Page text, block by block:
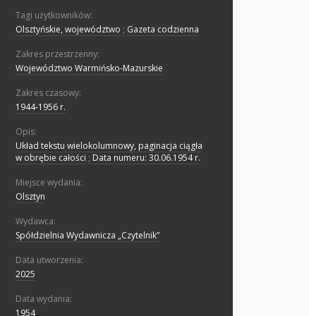
Tagi użytkowników:
Olsztyńskie, województwo ; Gazeta codzienna
Zakres przestrzenny:
Województwo Warmińsko-Mazurskie
Zakres czasowy:
1944-1956 r.
Opis:
Układ tekstu wielokolumnowy, paginacja ciągła
w obrębie całości ; Data numeru: 30.06.1954 r.
Miejsce wydania:
Olsztyn
Wydawca:
Spółdzielnia Wydawnicza „Czytelnik”
Data utworzenia:
2025
Data wydania:
1954